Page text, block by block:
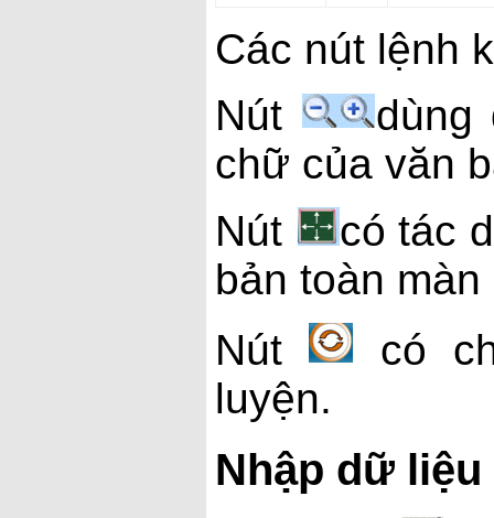
Các nút lệnh
Nút
dùng
chữ của văn
Nút
có tác
bản toàn
Nút
có
luyện.
Nhập dữ